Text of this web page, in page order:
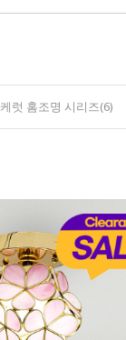
케럿 홈조명 시리즈(6)